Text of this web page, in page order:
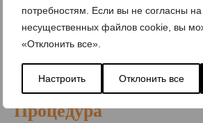
потребностям. Если вы не согласны
несущественных файлов cookie, вы
«Отклонить все».
Настроить Отклонить все
пациента. В связи с тем, что это
процедура, нет опасности
Условием является отсутствие
хорошее состояние здоровья.
Процедура